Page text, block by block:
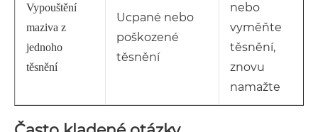
Vypouštění
maziva z
jednoho
těsnění
Ucpané nebo
poškozené
těsnění
nebo
vyměňte
těsnění,
znovu
namažte